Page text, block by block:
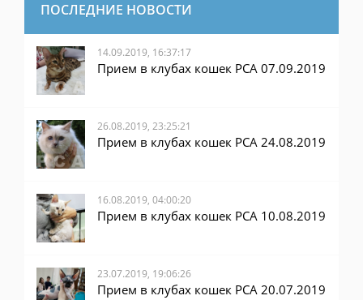
ПОСЛЕДНИЕ НОВОСТИ
14.09.2019, 16:37:17
Прием в клубах кошек PCA 07.09.2019
26.08.2019, 23:25:21
Прием в клубах кошек PCA 24.08.2019
16.08.2019, 04:00:20
Прием в клубах кошек PCA 10.08.2019
23.07.2019, 19:06:26
Прием в клубах кошек PCA 20.07.2019